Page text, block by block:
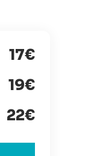
17€
19€
22€